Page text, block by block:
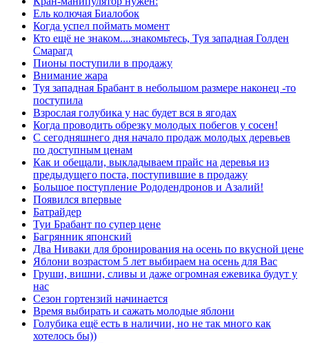
Ель колючая Биалобок
Когда успел поймать момент
Кто ещё не знаком....знакомьтесь, Туя западная Голден
Смарагд
Пионы поступили в продажу
Внимание жара
Туя западная Брабант в небольшом размере наконец -то
поступила
Взрослая голубика у нас будет вся в ягодах
Когда проводить обрезку молодых побегов у сосен!
С сегодняшнего дня начало продаж молодых деревьев
по доступным ценам
Как и обещали, выкладываем прайс на деревья из
предыдущего поста, поступившие в продажу
Большое поступление Рододендронов и Азалий!
Появился впервые
Батрайдер
Туи Брабант по супер цене
Багрянник японский
Два Ниваки для бронирования на осень по вкусной цене
Яблони возрастом 5 лет выбираем на осень для Вас
Груши, вишни, сливы и даже огромная ежевика будут у
нас
Сезон гортензий начинается
Время выбирать и сажать молодые яблони
Голубика ещё есть в наличии, но не так много как
хотелось бы))